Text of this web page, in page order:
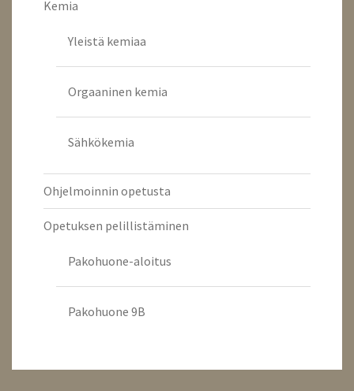
Kemia
Yleistä kemiaa
Orgaaninen kemia
Sähkökemia
Ohjelmoinnin opetusta
Opetuksen pelillistäminen
Pakohuone-aloitus
Pakohuone 9B